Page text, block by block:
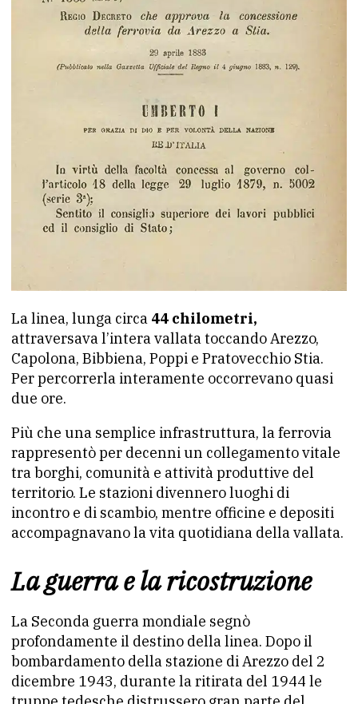
La linea, lunga circa 44 chilometri,
attraversava l’intera vallata toccando Arezzo,
Capolona, Bibbiena, Poppi e Pratovecchio Stia.
Per percorrerla interamente occorrevano quasi
due ore.
Più che una semplice infrastruttura, la ferrovia
rappresentò per decenni un collegamento vitale
tra borghi, comunità e attività produttive del
territorio. Le stazioni divennero luoghi di
incontro e di scambio, mentre officine e depositi
accompagnavano la vita quotidiana della vallata.
La guerra e la ricostruzione
La Seconda guerra mondiale segnò
profondamente il destino della linea. Dopo il
bombardamento della stazione di Arezzo del 2
dicembre 1943, durante la ritirata del 1944 le